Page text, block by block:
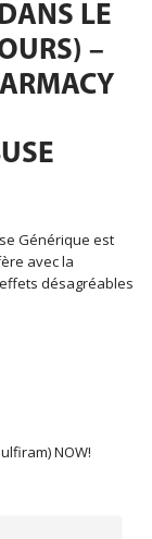
LE
–
Générique est
avec la
désagréables
NOW!